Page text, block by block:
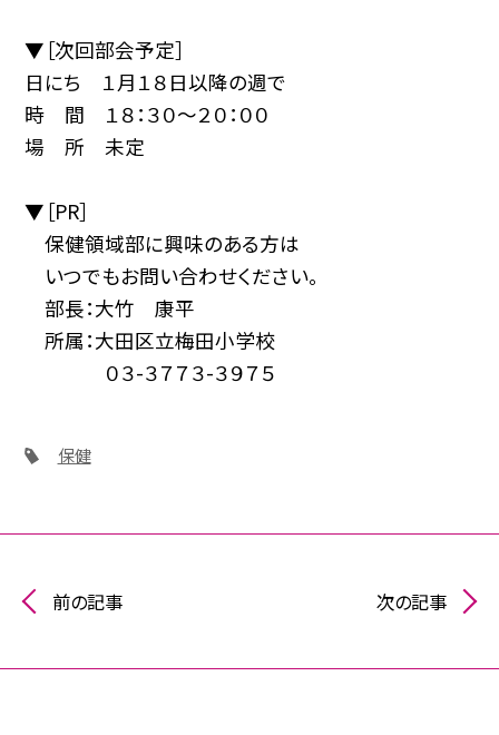
▼［次回部会予定］
日にち １月１８日以降の週で
時 間 １８：３０〜２０：００
場 所 未定
▼［PR］
保健領域部に興味のある方は
いつでもお問い合わせください。
部長：大竹 康平
所属：大田区立梅田小学校
０３-３７７３-３９７５
保健
前の記事 次の記事